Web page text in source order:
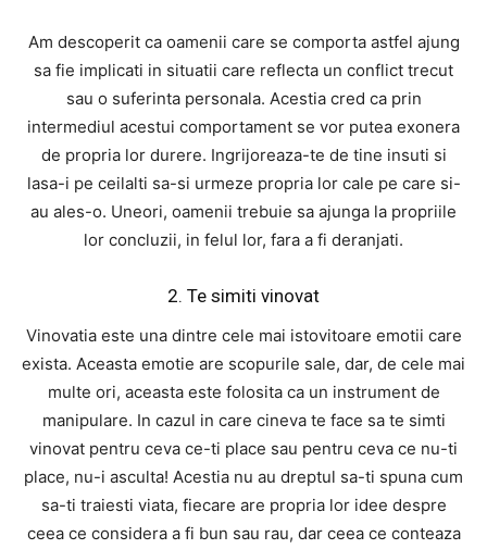
Am descoperit ca oamenii care se comporta astfel ajung
sa fie implicati in situatii care reflecta un conflict trecut
sau o suferinta personala. Acestia cred ca prin
intermediul acestui comportament se vor putea exonera
de propria lor durere. Ingrijoreaza-te de tine insuti si
lasa-i pe ceilalti sa-si urmeze propria lor cale pe care si-
au ales-o. Uneori, oamenii trebuie sa ajunga la propriile
lor concluzii, in felul lor, fara a fi deranjati.
2. Te simiti vinovat
Vinovatia este una dintre cele mai istovitoare emotii care
exista. Aceasta emotie are scopurile sale, dar, de cele mai
multe ori, aceasta este folosita ca un instrument de
manipulare. In cazul in care cineva te face sa te simti
vinovat pentru ceva ce-ti place sau pentru ceva ce nu-ti
place, nu-i asculta! Acestia nu au dreptul sa-ti spuna cum
sa-ti traiesti viata, fiecare are propria lor idee despre
ceea ce considera a fi bun sau rau, dar ceea ce conteaza